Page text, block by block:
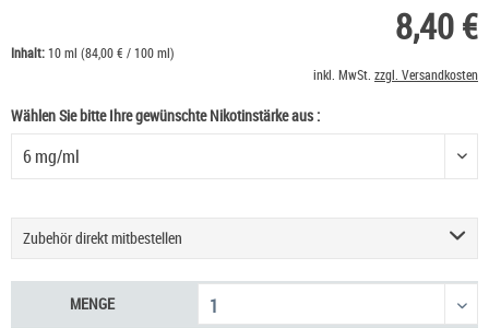
8,40 €
Inhalt:10 ml (84,00 € / 100 ml)
inkl. MwSt. zzgl. Versandkosten
Wählen Sie bitte Ihre gewünschte Nikotinstärke aus :
Zubehör direkt mitbestellen
Geekvape Sonder Q3 Podsystem E-Zigarette
9,90 €
Einsteigerset Podsystem & Liquid
60,90 €
MENGE